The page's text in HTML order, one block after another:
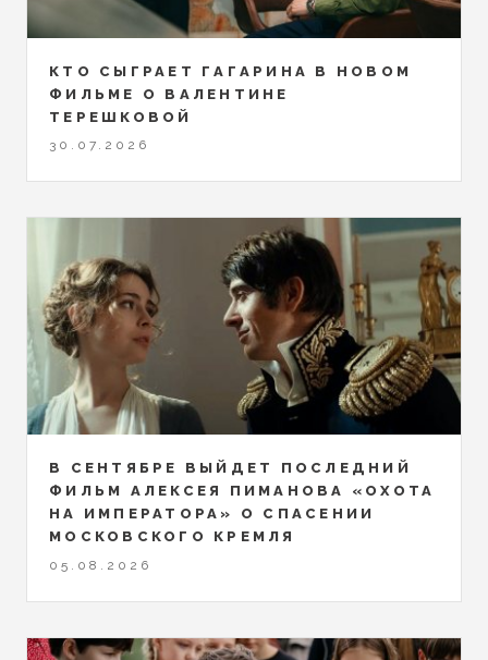
КТО СЫГРАЕТ ГАГАРИНА В НОВОМ
ФИЛЬМЕ О ВАЛЕНТИНЕ
ТЕРЕШКОВОЙ
30.07.2026
В СЕНТЯБРЕ ВЫЙДЕТ ПОСЛЕДНИЙ
ФИЛЬМ АЛЕКСЕЯ ПИМАНОВА «ОХОТА
НА ИМПЕРАТОРА» О СПАСЕНИИ
МОСКОВСКОГО КРЕМЛЯ
05.08.2026